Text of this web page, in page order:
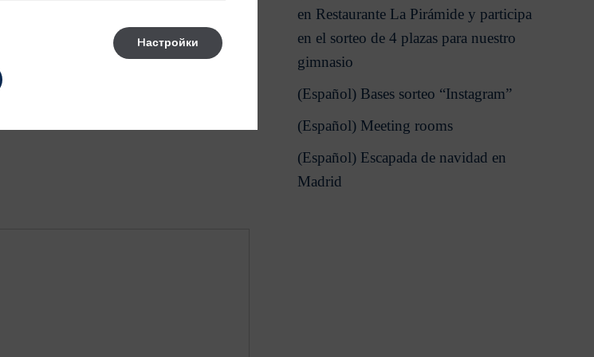
en Restaurante La Pirámide y participa
en el sorteo de 4 plazas para nuestro
gimnasio
(Español) Bases sorteo “Instagram”
(Español) Meeting rooms
(Español) Escapada de navidad en
Madrid
Hастройки